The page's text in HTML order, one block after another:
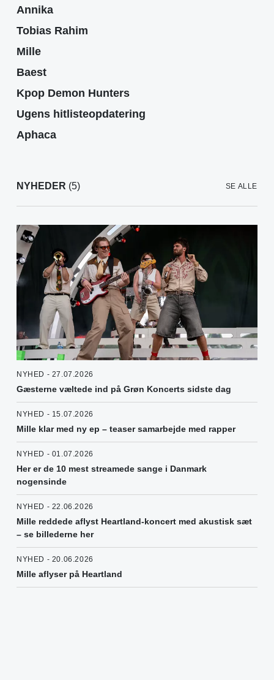
Annika
Tobias Rahim
Mille
Baest
Kpop Demon Hunters
Ugens hitlisteopdatering
Aphaca
NYHEDER (5) SE ALLE
NYHED - 27.07.2026
Gæsterne væltede ind på Grøn Koncerts sidste dag
NYHED - 15.07.2026
Mille klar med ny ep – teaser samarbejde med rapper
NYHED - 01.07.2026
Her er de 10 mest streamede sange i Danmark
nogensinde
NYHED - 22.06.2026
Mille reddede aflyst Heartland-koncert med akustisk sæt
– se billederne her
NYHED - 20.06.2026
Mille aflyser på Heartland